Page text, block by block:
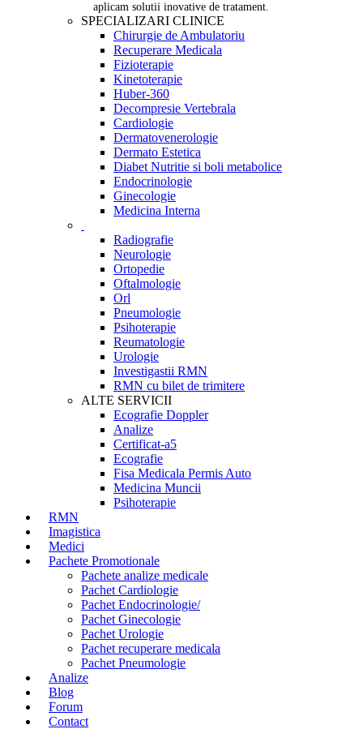
aplicam solutii inovative de tratament.
SPECIALIZARI CLINICE
Chirurgie de Ambulatoriu
Recuperare Medicala
Fizioterapie
Kinetoterapie
Huber-360
Decompresie Vertebrala
Cardiologie
Dermatovenerologie
Dermato Estetica
Diabet Nutritie si boli metabolice
Endocrinologie
Ginecologie
Medicina Interna
Radiografie
Neurologie
Ortopedie
Oftalmologie
Orl
Pneumologie
Psihoterapie
Reumatologie
Urologie
Investigastii RMN
RMN cu bilet de trimitere
ALTE SERVICII
Ecografie Doppler
Analize
Certificat-a5
Ecografie
Fisa Medicala Permis Auto
Medicina Muncii
Psihoterapie
RMN
Imagistica
Medici
Pachete Promotionale
Pachete analize medicale
Pachet Cardiologie
Pachet Endocrinologie/
Pachet Ginecologie
Pachet Urologie
Pachet recuperare medicala
Pachet Pneumologie
Analize
Blog
Forum
Contact